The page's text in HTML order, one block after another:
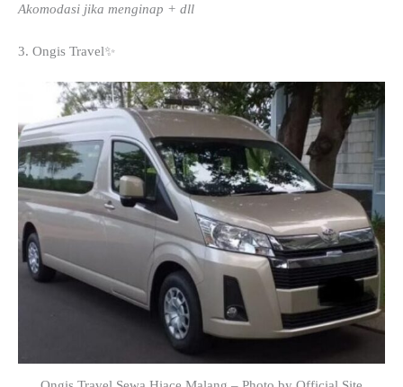
Akomodasi jika menginap + dll
3. Ongis Travel✨